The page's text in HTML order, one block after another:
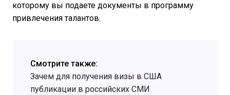
которому вы подаете документы в программу
привлечения талантов.
Смотрите также:
Зачем для получения визы в США
публикации в российских СМИ